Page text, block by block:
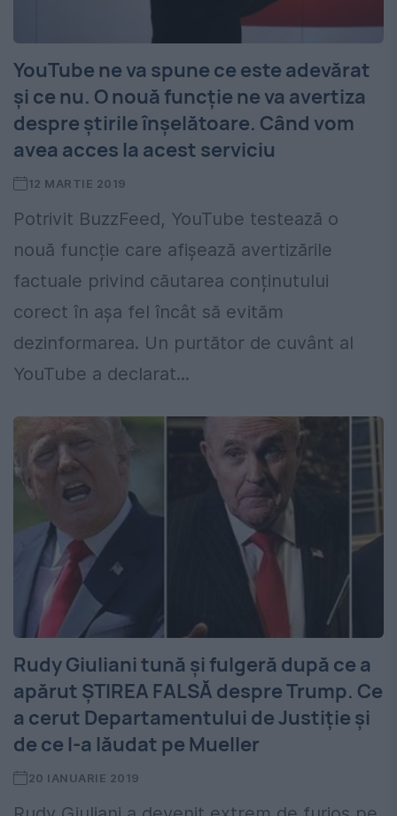
YouTube ne va spune ce este adevărat
şi ce nu. O nouă funcţie ne va avertiza
despre ştirile înşelătoare. Când vom
avea acces la acest serviciu
12 MARTIE 2019
Potrivit BuzzFeed, YouTube testează o
nouă funcție care afișează avertizările
factuale privind căutarea conținutului
corect în aşa fel încât să evităm
dezinformarea. Un purtător de cuvânt al
YouTube a declarat...
Rudy Giuliani tună şi fulgeră după ce a
apărut ŞTIREA FALSĂ despre Trump. Ce
a cerut Departamentului de Justiţie şi
de ce l-a lăudat pe Mueller
20 IANUARIE 2019